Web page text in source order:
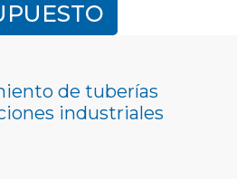
de tuberías
industriales